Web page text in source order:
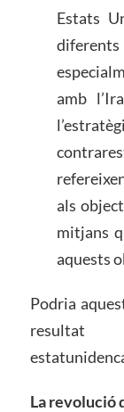
Estats
amb
als
mitjans
aquests
Podria
La revolució